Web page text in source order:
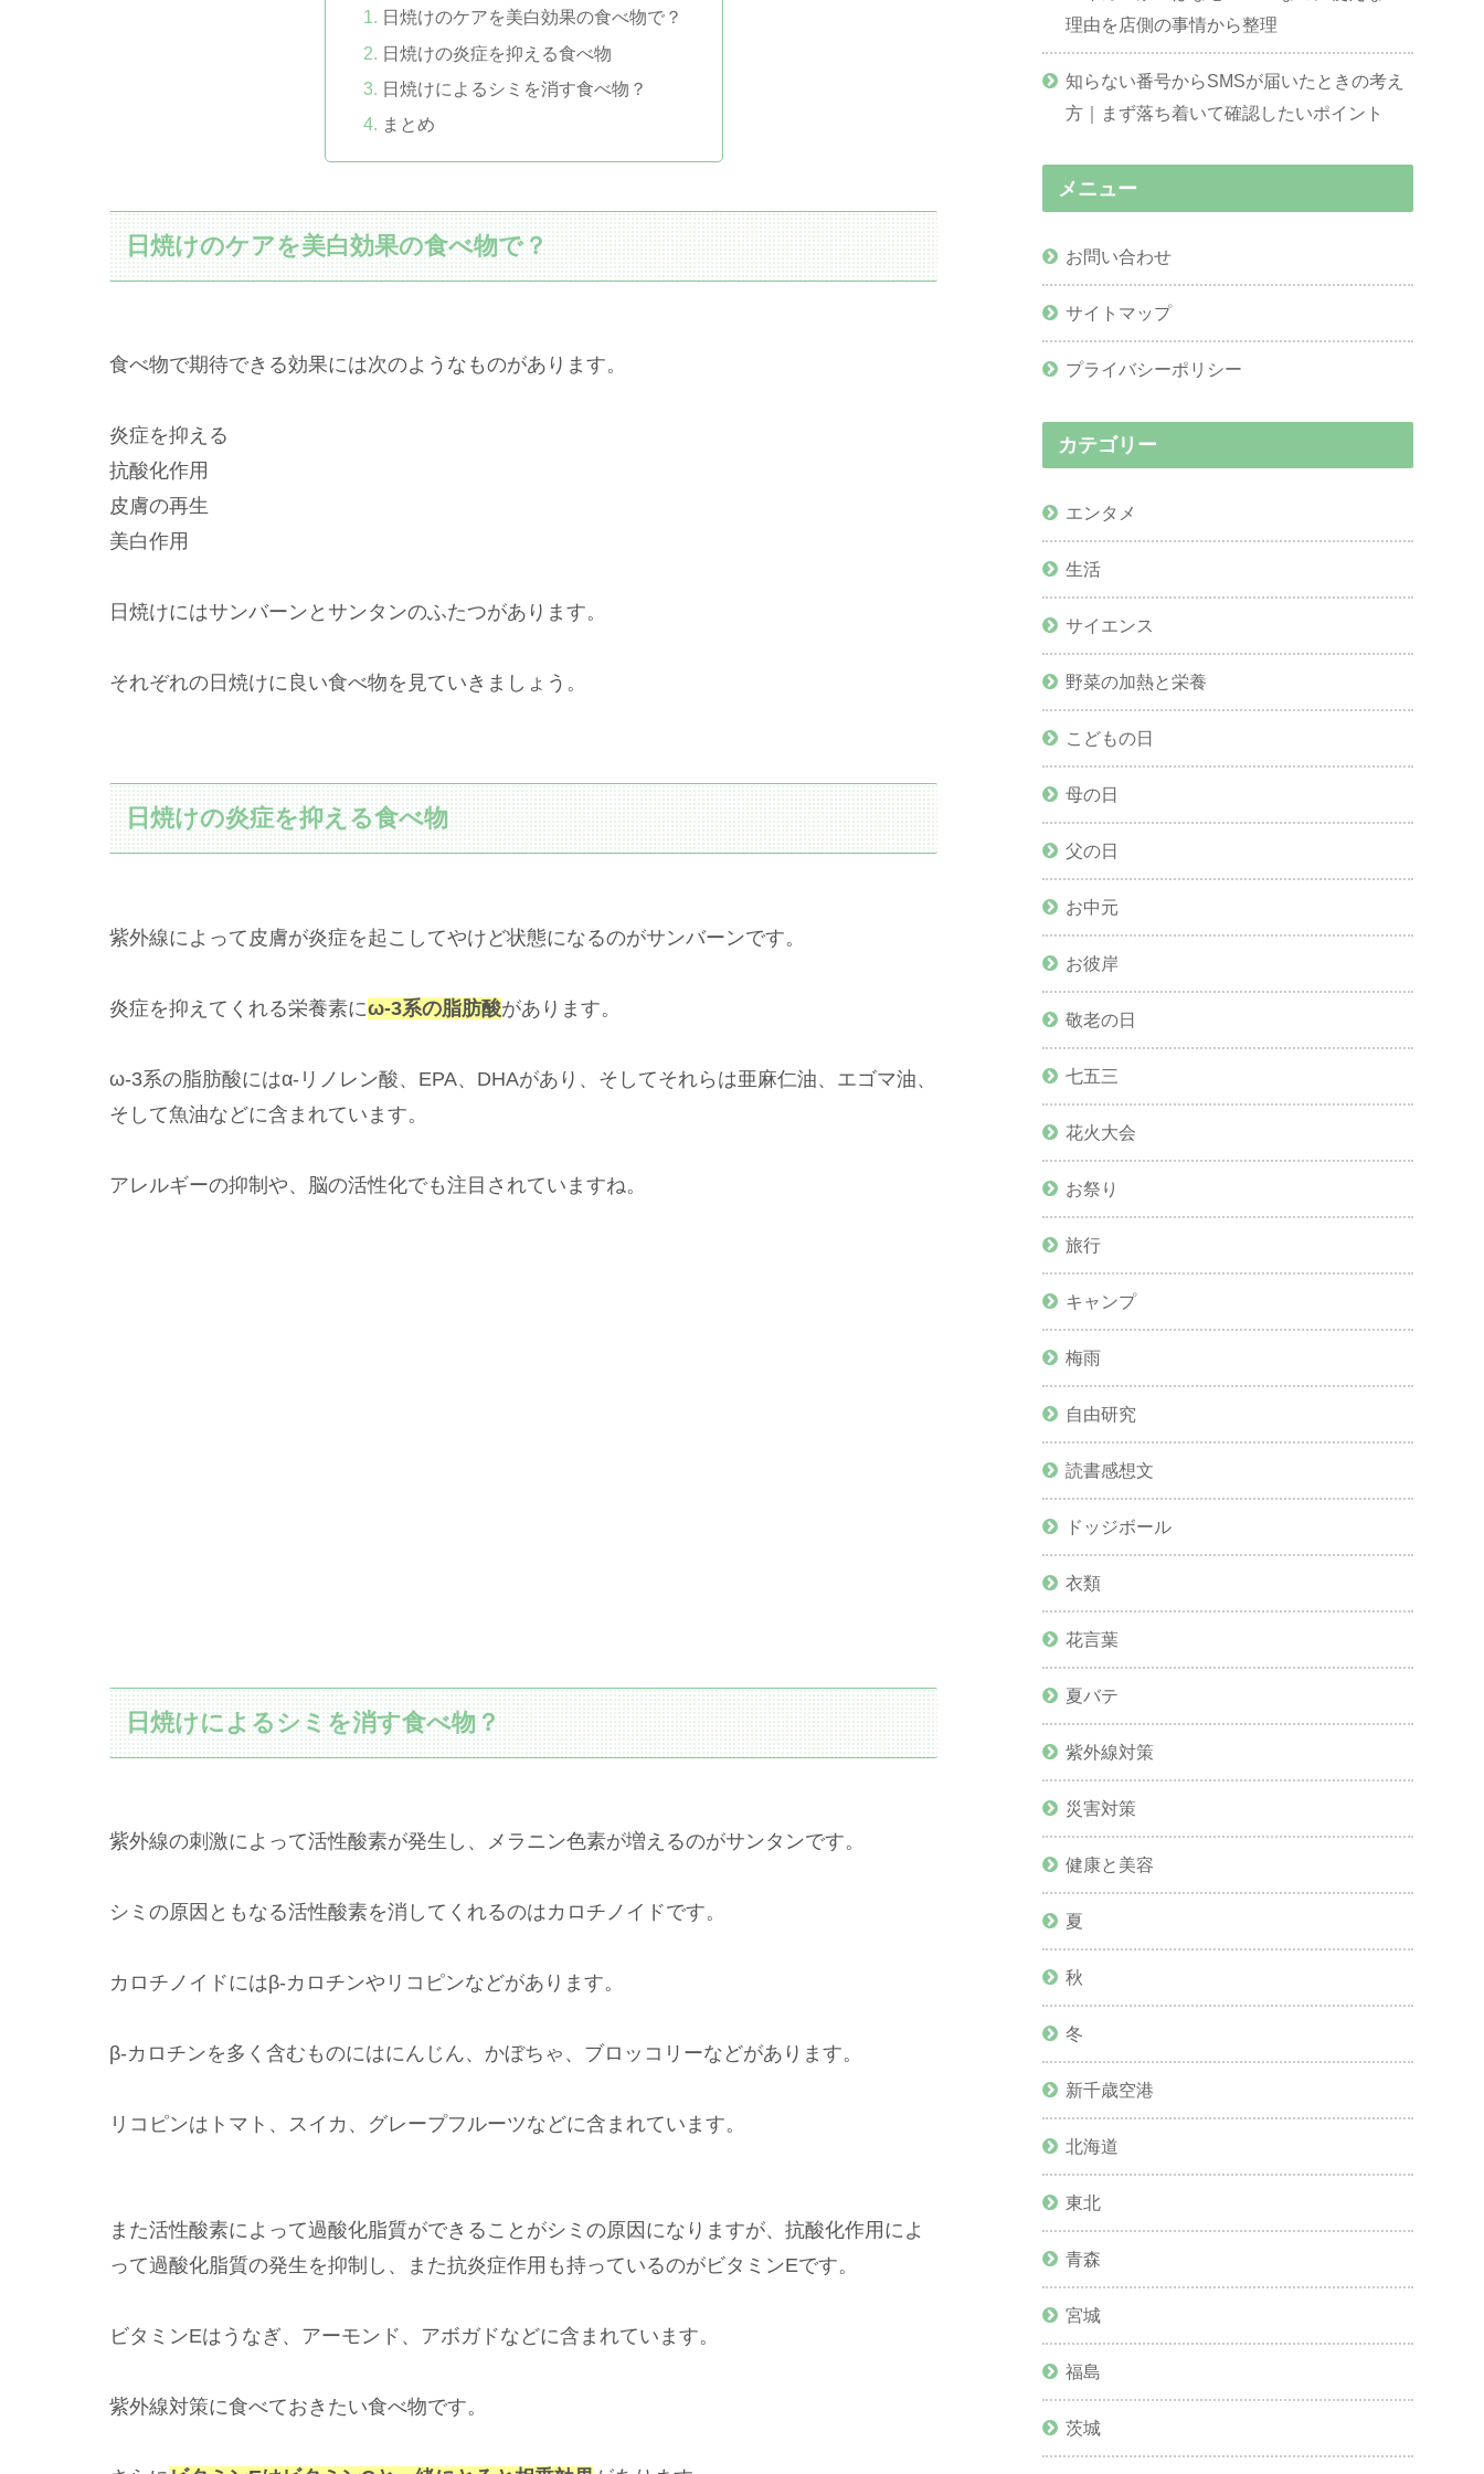
日焼けのケアを美白効果の食べ物で？
日焼けの炎症を抑える食べ物
日焼けによるシミを消す食べ物？
まとめ
日焼けのケアを美白効果の食べ物で？
食べ物で期待できる効果には次のようなものがあります。
炎症を抑える
抗酸化作用
皮膚の再生
美白作用
日焼けにはサンバーンとサンタンのふたつがあります。
それぞれの日焼けに良い食べ物を見ていきましょう。
日焼けの炎症を抑える食べ物
紫外線によって皮膚が炎症を起こしてやけど状態になるのがサンバーンです。
炎症を抑えてくれる栄養素にω-3系の脂肪酸があります。
ω-3系の脂肪酸にはα-リノレン酸、EPA、DHAがあり、そしてそれらは亜麻仁油、エゴマ油、
そして魚油などに含まれています。
アレルギーの抑制や、脳の活性化でも注目されていますね。
日焼けによるシミを消す食べ物？
紫外線の刺激によって活性酸素が発生し、メラニン色素が増えるのがサンタンです。
シミの原因ともなる活性酸素を消してくれるのはカロチノイドです。
カロチノイドにはβ-カロチンやリコピンなどがあります。
β-カロチンを多く含むものにはにんじん、かぼちゃ、ブロッコリーなどがあります。
リコピンはトマト、スイカ、グレープフルーツなどに含まれています。
また活性酸素によって過酸化脂質ができることがシミの原因になりますが、抗酸化作用によ
って過酸化脂質の発生を抑制し、また抗炎症作用も持っているのがビタミンEです。
ビタミンEはうなぎ、アーモンド、アボガドなどに含まれています。
紫外線対策に食べておきたい食べ物です。
理由を店側の事情から整理
知らない番号からSMSが届いたときの考え
方｜まず落ち着いて確認したいポイント
メニュー
お問い合わせ
サイトマップ
プライバシーポリシー
カテゴリー
エンタメ
生活
サイエンス
野菜の加熱と栄養
こどもの日
母の日
父の日
お中元
お彼岸
敬老の日
七五三
花火大会
お祭り
旅行
キャンプ
梅雨
自由研究
読書感想文
ドッジボール
衣類
花言葉
夏バテ
紫外線対策
災害対策
健康と美容
夏
秋
冬
新千歳空港
北海道
東北
青森
宮城
福島
茨城